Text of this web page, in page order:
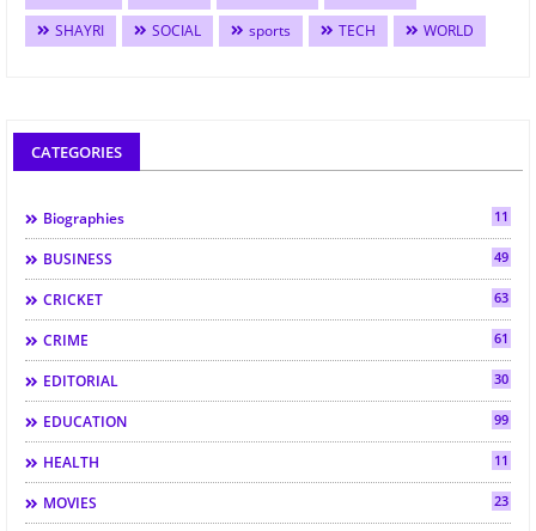
SHAYRI
SOCIAL sports TECH WORLD
CATEGORIES
Biographies 11
BUSINESS 49
CRICKET 63
CRIME 61
EDITORIAL 30
EDUCATION 99
HEALTH 11
MOVIES 23